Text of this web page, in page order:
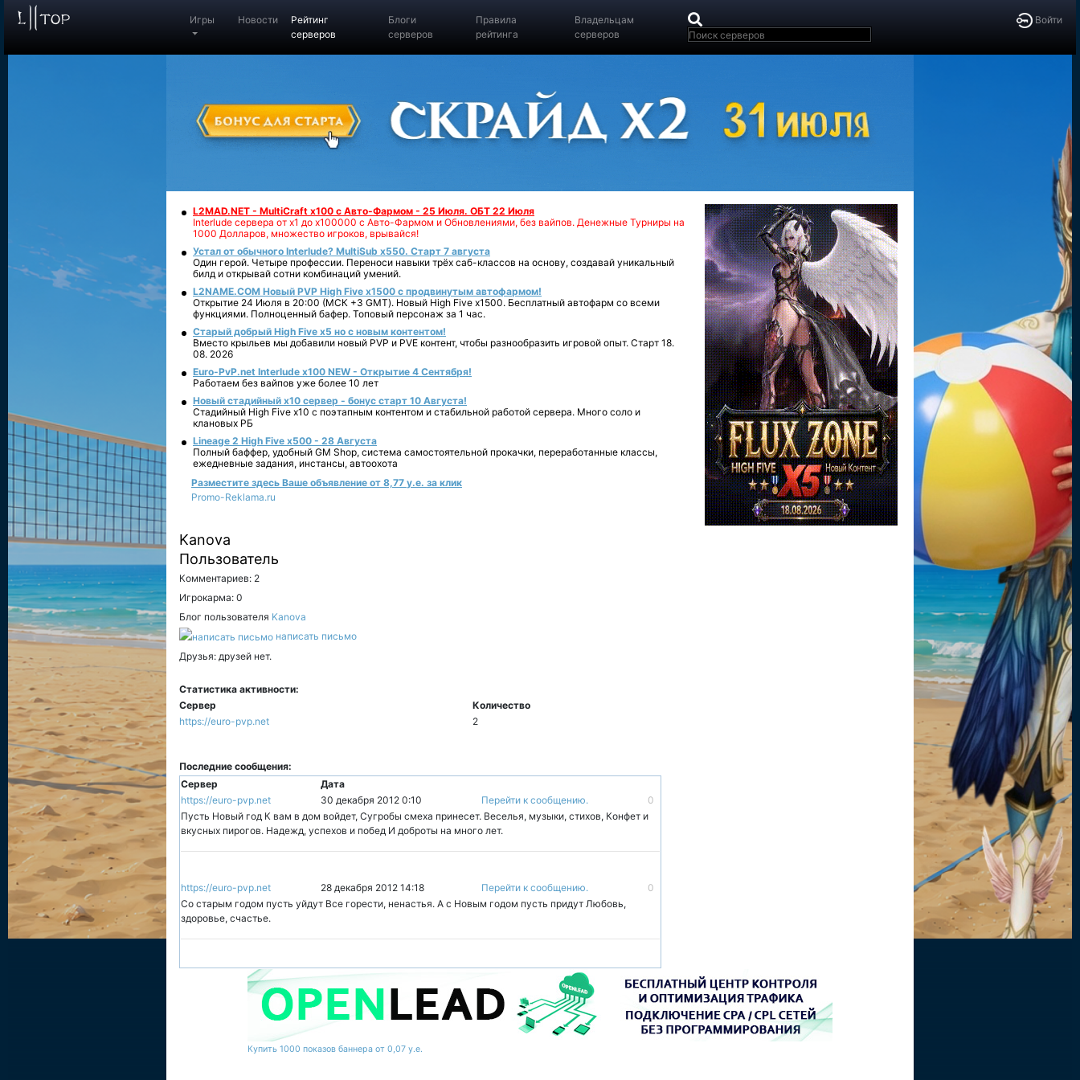
Войти
Игры Новости
Рейтинг
серверов
Блоги
серверов
Правила
рейтинга
Владельцам
серверов
L2MAD.NET - MultiCraft x100 с Авто-Фармом - 25 Июля. ОБТ 22 Июля
Interlude сервера от х1 до х100000 с Авто-Фармом и Обновлениями, без вайпов. Денежные Турниры на
1000 Долларов, множество игроков, врывайся!
Устал от обычного Interlude? MultiSub x550. Старт 7 августа
Один герой. Четыре профессии. Переноси навыки трёх саб-классов на основу, создавай уникальный
билд и открывай сотни комбинаций умений.
L2NAME.COM Новый PVP High Five x1500 с продвинутым автофармом!
Открытие 24 Июля в 20:00 (МСК +3 GMT). Новый High Five x1500. Бесплатный автофарм со всеми
функциями. Полноценный бафер. Топовый персонаж за 1 час.
Старый добрый High Five x5 но с новым контентом!
Вместо крыльев мы добавили новый PVP и PVE контент, чтобы разнообразить игровой опыт. Старт 18.
08. 2026
Euro-PvP.net Interlude х100 NEW - Открытие 4 Сентября!
Работаем без вайпов уже более 10 лет
Новый стадийный х10 сервер - бонус старт 10 Августа!
Стадийный High Five x10 с поэтапным контентом и стабильной работой сервера. Много соло и
клановых РБ
Lineage 2 High Five x500 - 28 Августа
Полный баффер, удобный GM Shop, система самостоятельной прокачки, переработанные классы,
ежедневные задания, инстансы, автоохота
Разместите здесь Ваше объявление от 8,77 у.е. за клик
Promo-Reklama.ru
Kanova
Пользователь
Комментариев: 2
Игрокарма: 0
Блог пользователя Kanova
написать письмо
Друзья: друзей нет.
Статистика активности:
Сервер
Количество
https://euro-pvp.net
2
Последние сообщения:
Сервер
Дата
https://euro-pvp.net
30 декабря 2012 0:10 Перейти к сообщению.
0
Пусть Новый год К вам в дом войдет, Сугробы смеха принесет. Веселья, музыки, стихов, Конфет и
вкусных пирогов. Надежд, успехов и побед И доброты на много лет.
https://euro-pvp.net 28 декабря 2012 14:18 Перейти к сообщению.
0
Со старым годом пусть уйдут Все горести, ненастья. А с Новым годом пусть придут Любовь,
здоровье, счастье.
Купить 1000 показов баннера от 0,07 у.е.